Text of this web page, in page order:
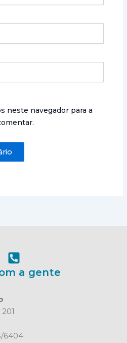
neste navegador para a
a gente
6404